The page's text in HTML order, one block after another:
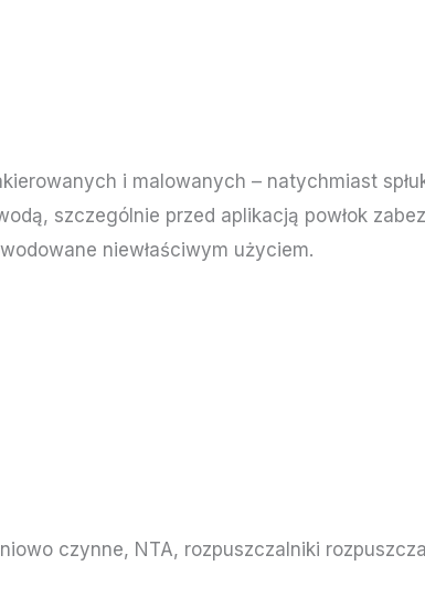
i malowanych – natychmiast
szczególnie przed aplikacją powłok
niewłaściwym użyciem.
czynne, NTA, rozpuszczalniki